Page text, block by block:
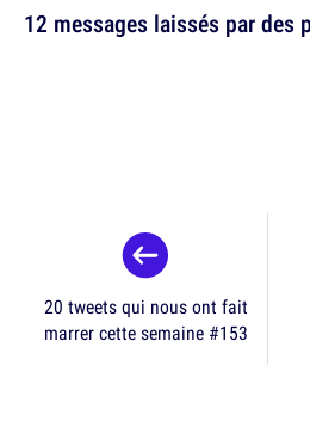
12 messages laissés par des
20 tweets qui nous ont fait
marrer cette semaine #153